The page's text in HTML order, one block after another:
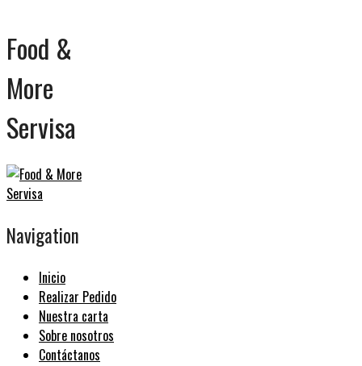
Food &
More
Servisa
Navigation
Inicio
Realizar Pedido
Nuestra carta
Sobre nosotros
Contáctanos